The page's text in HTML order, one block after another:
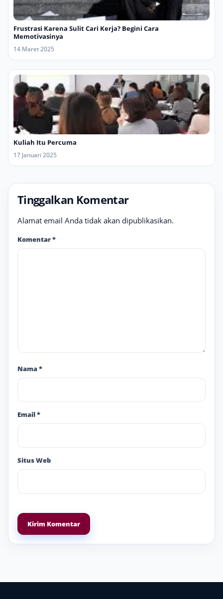
Frustrasi Karena Sulit Cari Kerja? Begini Cara
Memotivasinya
14 Maret 2025
Kuliah Itu Percuma
17 Januari 2025
Tinggalkan Komentar
Alamat email Anda tidak akan dipublikasikan.
Komentar*
Nama*
Email*
Situs Web